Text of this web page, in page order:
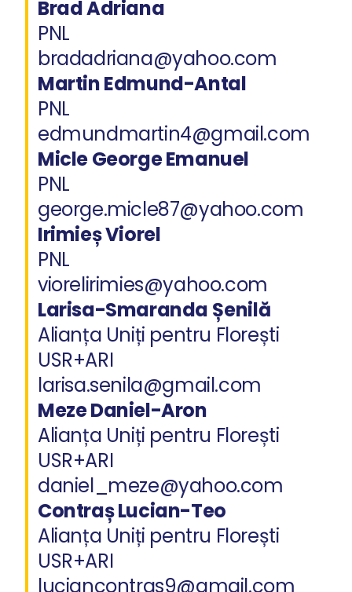
Brad Adriana
PNL
bradadriana@yahoo.com
Martin Edmund-Antal
PNL
edmundmartin4@gmail.com
Micle George Emanuel
PNL
george.micle87@yahoo.com
Irimieș Viorel
PNL
viorelirimies@yahoo.com
Larisa-Smaranda Șenilă
Alianța Uniți pentru Florești
USR+ARI
larisa.senila@gmail.com
Meze Daniel-Aron
Alianța Uniți pentru Florești
USR+ARI
daniel_meze@yahoo.com
Contraș Lucian-Teo
Alianța Uniți pentru Florești
USR+ARI
luciancontras9@gmail.com